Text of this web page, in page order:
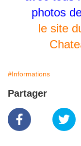
photos
le site
#Informations
Partager